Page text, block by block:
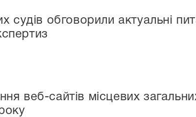
судів обговорили актуальні
веб-сайтів місцевих